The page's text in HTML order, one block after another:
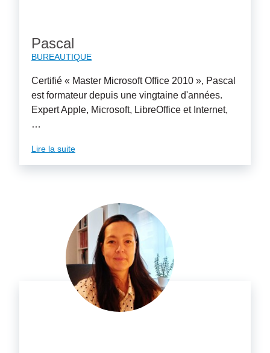
Pascal
BUREAUTIQUE
Certifié « Master Microsoft Office 2010 », Pascal
est formateur depuis une vingtaine d'années.
Expert Apple, Microsoft, LibreOffice et Internet,
…
Lire la suite